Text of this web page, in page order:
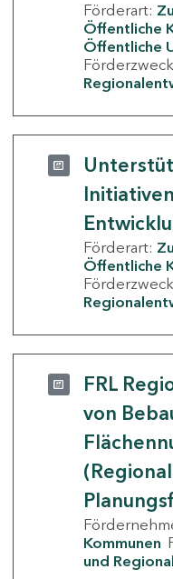
Förderart:
Öffentliche
Öffentliche
Förderart:
Öffentliche
FRL
von
Kommunen
und